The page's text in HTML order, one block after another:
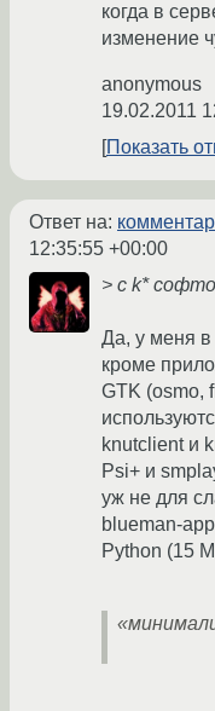
когда в
изменение
anonymous
19.02.2011
Показать
Ответ на:
12:35:55 +00:00
> с k*
Да, у меня в
кроме
GTK (osmo,
knutclient и
Psi+ и
уж не для
blueman-
Python (15